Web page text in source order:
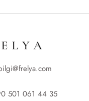
501 061 44 35